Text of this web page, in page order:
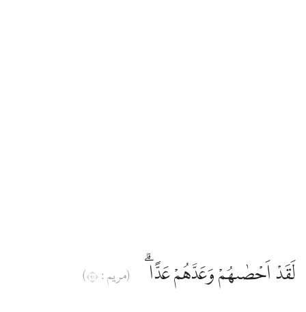
لَقَدْ اَحْصٰىهُمْ وَعَدَّهُمْ عَدًّا ۗ (مريم : ١٩)